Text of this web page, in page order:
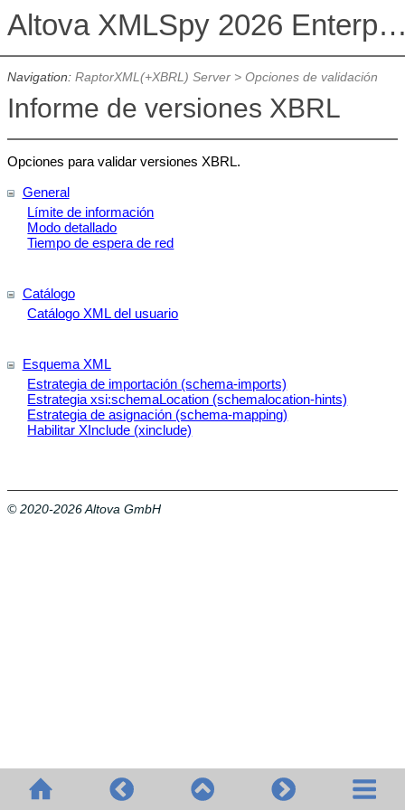
Altova XMLSpy 2026
Navigation: RaptorXML(+XBRL) Server> Opciones de validación
Informe de versiones XBRL
Opciones para validar versiones XBRL.
General
Límite de información
Modo detallado
Tiempo de espera de red
Catálogo
Catálogo XML del usuario
Esquema XML
Estrategia de importación (schema-imports)
Estrategia xsi:schemaLocation (schemalocation-hints)
Estrategia de asignación (schema-mapping)
Habilitar XInclude (xinclude)
© 2020-2026 Altova GmbH